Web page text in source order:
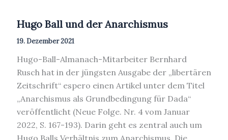
Hugo Ball und der Anarchismus
19. Dezember 2021
Hugo-Ball-Almanach-Mitarbeiter Bernhard
Rusch hat in der jüngsten Ausgabe der „libertären
Zeitschrift“ espero einen Artikel unter dem Titel
„Anarchismus als Grundbedingung für Dada“
veröffentlicht (Neue Folge. Nr. 4 vom Januar
2022, S. 167-193). Darin geht es zentral auch um
Hugo Balls Verhältnis zum Anarchismus. Die